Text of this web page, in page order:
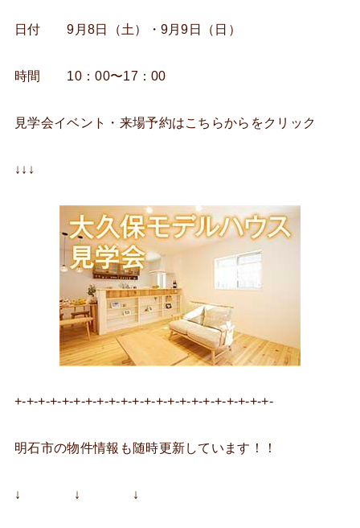
日付 9月8日（土）・9月9日（日）
時間 10：00〜17：00
見学会イベント・来場予約はこちらからをクリック
↓↓↓
+-+-+-+-+-+-+-+-+-+-+-+-+-+-+-+-+-+-+-+-+-+-
明石市の物件情報も随時更新しています！！
↓ ↓ ↓